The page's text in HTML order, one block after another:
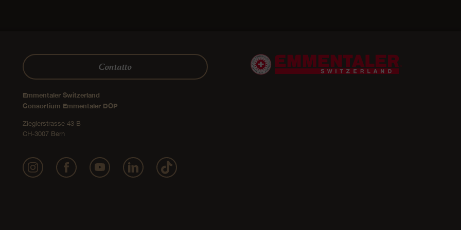
Contatto
Emmentaler Switzerland
Consortium Emmentaler DOP
Zieglerstrasse 43 B
CH-3007 Bern